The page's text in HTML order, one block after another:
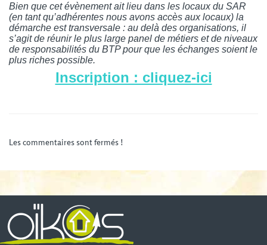
Bien que cet évènement ait lieu dans les locaux du SAR
(en tant qu’adhérentes nous avons accès aux locaux) la
démarche est transversale : au delà des organisations, il
s’agit de réunir le plus large panel de métiers et de niveaux
de responsabilités du BTP pour que les échanges soient le
plus riches possible.
Inscription : cliquez-ici
Les commentaires sont fermés !